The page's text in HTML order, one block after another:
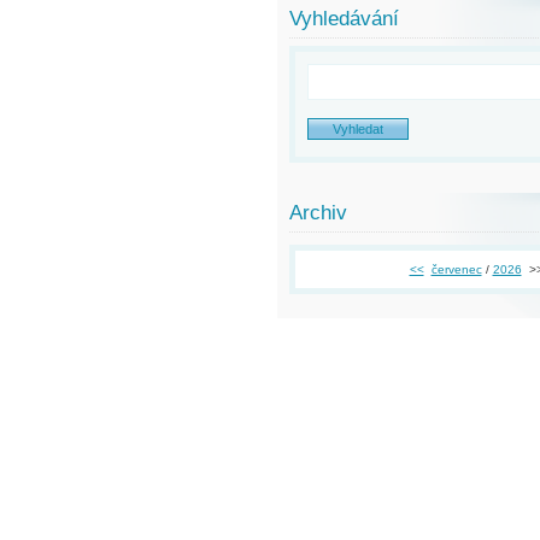
Vyhledávání
Archiv
<< červenec/ 2026